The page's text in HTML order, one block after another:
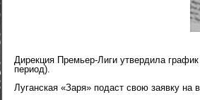
Дирекция Премьер-Лиги утвердила
период).
Луганская «Заря» подаст свою заявку на